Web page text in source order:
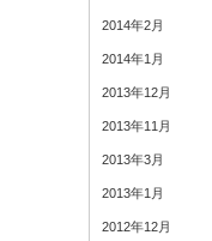
2014年2月
2014年1月
2013年12月
2013年11月
2013年3月
2013年1月
2012年12月